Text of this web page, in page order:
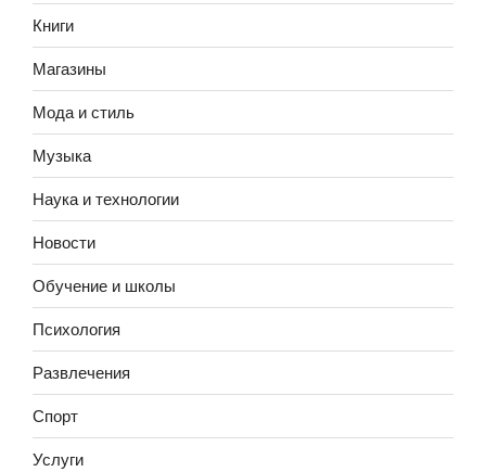
Книги
Магазины
Мода и стиль
Музыка
Наука и технологии
Новости
Обучение и школы
Психология
Развлечения
Спорт
Услуги